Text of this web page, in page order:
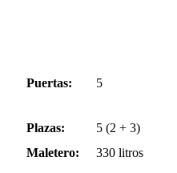
Puertas: 5
Plazas:
5 (2 + 3)
Maletero: 330 litros